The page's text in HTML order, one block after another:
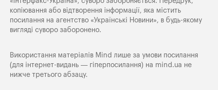
копіювання або відтворення інформації, яка містить
посилання на агентство «Українські Новини», в будь-якому
вигляді суворо заборонено.
Використання матеріалів Mind лише за умови посилання
(для інтернет-видань — гіперпосилання) на mind.ua не
нижче третього абзацу.